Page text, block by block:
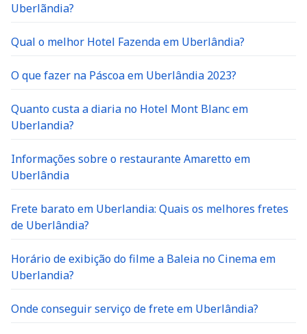
Uberlãndia?
Qual o melhor Hotel Fazenda em Uberlândia?
O que fazer na Páscoa em Uberlândia 2023?
Quanto custa a diaria no Hotel Mont Blanc em
Uberlandia?
Informações sobre o restaurante Amaretto em
Uberlândia
Frete barato em Uberlandia: Quais os melhores fretes
de Uberlândia?
Horário de exibição do filme a Baleia no Cinema em
Uberlandia?
Onde conseguir serviço de frete em Uberlândia?